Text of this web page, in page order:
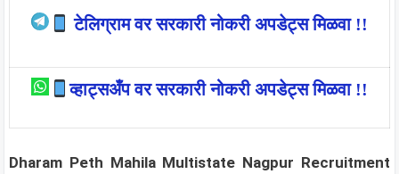
टेलिग्राम वर सरकारी नोकरी अपडेट्स मिळवा !!
व्हाट्सअँप वर सरकारी नोकरी अपडेट्स मिळवा !!
Dharam Peth Mahila Multistate Nagpur Recruitment